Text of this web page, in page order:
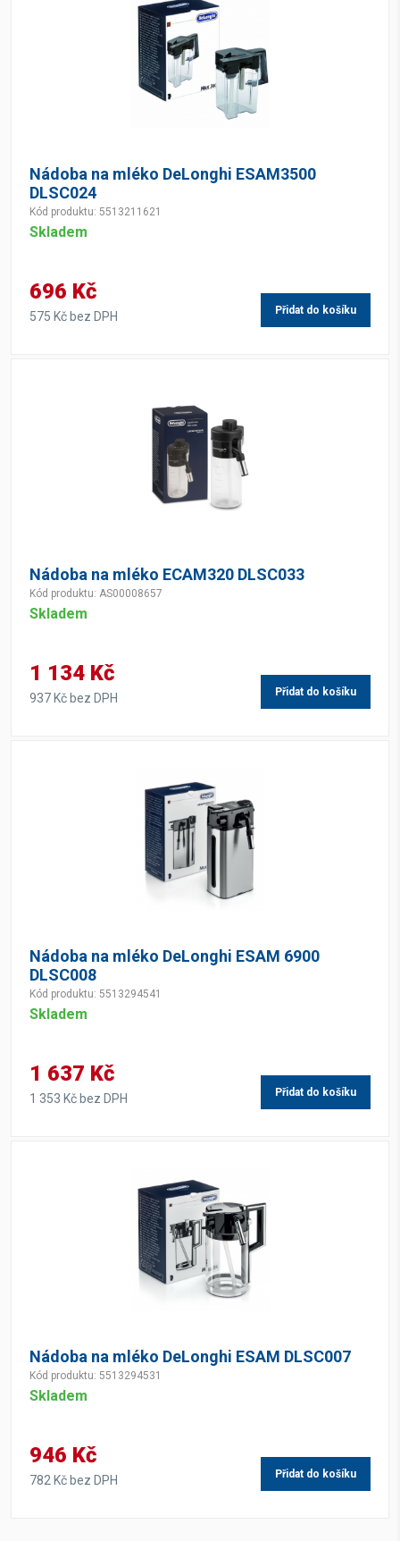
Nádoba na mléko DeLonghi ESAM3500
DLSC024
Kód produktu: 5513211621
Skladem
696 Kč
575 Kč bez DPH Přidat do košíku
Nádoba na mléko ECAM320 DLSC033
Kód produktu: AS00008657
Skladem
1 134 Kč
937 Kč bez DPH Přidat do košíku
Nádoba na mléko DeLonghi ESAM 6900
DLSC008
Kód produktu: 5513294541
Skladem
1 637 Kč
1 353 Kč bez DPH Přidat do košíku
Nádoba na mléko DeLonghi ESAM DLSC007
Kód produktu: 5513294531
Skladem
946 Kč
782 Kč bez DPH Přidat do košíku